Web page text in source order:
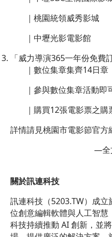
｜桃園統領威秀影城
｜中壢光影電影館
「威力導演365一年份免費
｜數位集章集齊14日章
｜參與數位集章活動即
｜購買12張電影票之購
詳情請見桃園市電影節官方
—全
關於訊連科技
訊連科技（5203.TW）成
位創意編輯軟體與人工智
科技持續推動 AI 創新，並